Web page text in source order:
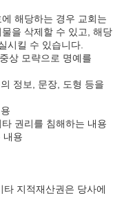
해당하는 경우 교회는
을 삭제할 수 있고, 해당
시킬 수 있습니다.
상 모략으로 명예를
정보, 문장, 도형 등을
권리를 침해하는 내용
내용
지적재산권은 당사에